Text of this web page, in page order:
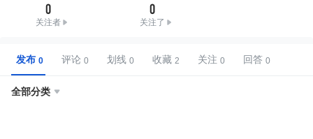
0
关注者
0
关注了
发布 评论 划线 收藏 关注 回答
全部分类 